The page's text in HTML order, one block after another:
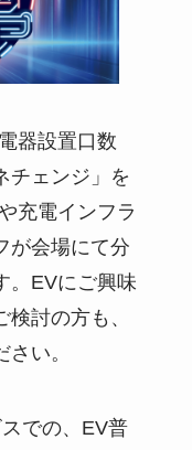
器設置口数
チェンジ」を
充電インフラ
が会場にて分
。EVにご興味
討の方も、
い。
での、EV普